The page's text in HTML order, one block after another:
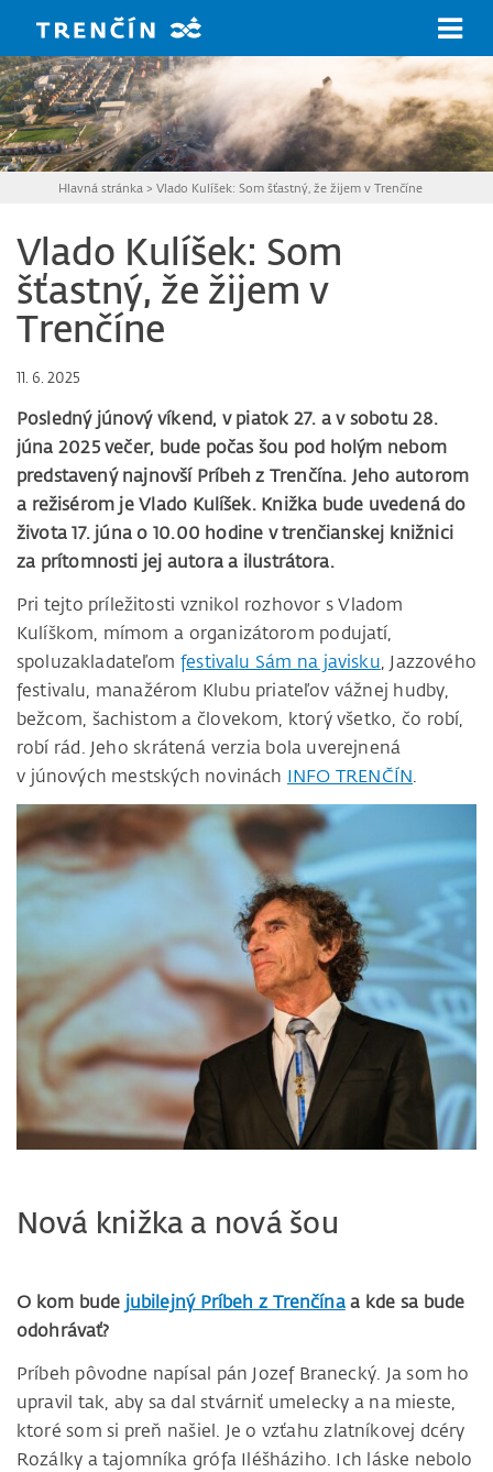
Hlavná stránka > Vlado Kulíšek: Som šťastný, že žijem v Trenčíne
Vlado Kulíšek: Som
šťastný, že žijem v
Trenčíne
11. 6. 2025
Posledný júnový víkend, v piatok 27. a v sobotu 28.
júna 2025 večer, bude počas šou pod holým nebom
predstavený najnovší Príbeh z Trenčína. Jeho autorom
a režisérom je Vlado Kulíšek. Knižka bude uvedená do
života 17. júna o 10.00 hodine v trenčianskej knižnici
za prítomnosti jej autora a ilustrátora.
Pri tejto príležitosti vznikol rozhovor s Vladom
Kulíškom, mímom a organizátorom podujatí,
spoluzakladateľomfestivalu Sám na javisku, Jazzového
festivalu, manažérom Klubu priateľov vážnej hudby,
bežcom, šachistom a človekom, ktorý všetko, čo robí,
robí rád. Jeho skrátená verzia bola uverejnená
v júnových mestských novinách INFO TRENČÍN.
Nová knižka a nová šou
O kom bude jubilejný Príbeh z Trenčínaa kde sa bude
odohrávať?
Príbeh pôvodne napísal pán Jozef Branecký. Ja som ho
upravil tak, aby sa dal stvárniť umelecky a na mieste,
ktoré som si preň našiel. Je o vzťahu zlatníkovej dcéry
Rozálky a tajomníka grófa Iléšháziho. Ich láske nebolo